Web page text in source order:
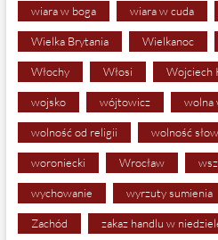
wiara w boga wiara w cuda
Wielka Brytania Wielkanoc
Włochy Włosi Wojciech
wojsko wójtowicz wolna
wolność od religii wolność
woroniecki Wrocław
wychowanie wyrzuty sumienia
Zachód zakaz handlu w